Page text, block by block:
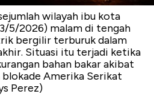
wilayah ibu kota
5/2026) malam di tengah
bergilir terburuk dalam
Situasi itu terjadi ketika
bahan bakar akibat
Amerika Serikat
Perez)